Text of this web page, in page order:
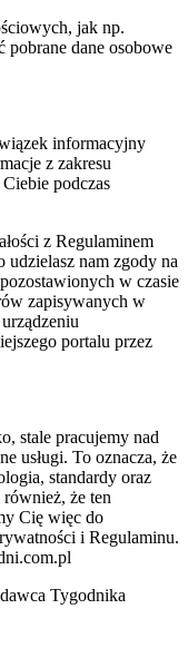
jak np.
pobrane dane osobowe
informacyjny
z zakresu
podczas
z Regulaminem
udzielasz nam zgody na
w czasie
zapisywanych w
portalu przez
stale pracujemy nad
usługi. To oznacza, że
standardy oraz
również, że ten
Cię więc do
i Regulaminu.
Tygodnika